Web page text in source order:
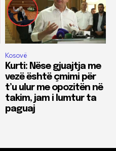
Kosovë
Kurti: Nëse gjuajtja me
vezë është çmimi për
t’u ulur me opozitën në
takim, jam i lumtur ta
paguaj